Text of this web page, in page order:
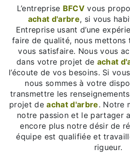
L’entreprise BFCV vous
achat d'arbre, si vous
Entreprise usant d’une
faire de qualité, nous mettons
vous satisfaire. Nous vous
dans votre projet de achat
l’écoute de vos besoins. Si
nous sommes à votre
transmettre les
projet deachat d'arbre. Notre
notre passion et le partager
encore plus notre désir de
équipe est qualifiée et
rigueur.